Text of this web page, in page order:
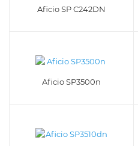
Aficio SP C242DN
Aficio SP3500n